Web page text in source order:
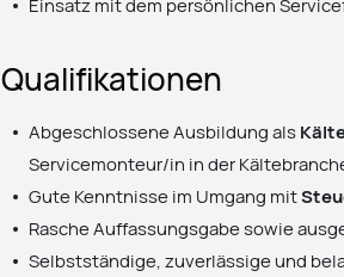
Qualifikationen
Abgeschlossene Ausbildung als
Servicemonteur/in in der
Gute Kenntnisse im Umgang mit
Rasche Auffassungsgabe sowie
Selbstständige, zuverlässige und